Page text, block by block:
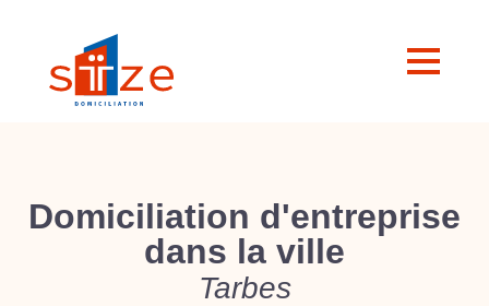
Domiciliation d'entreprise
dans la ville
Tarbes